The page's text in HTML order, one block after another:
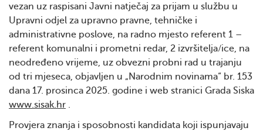
vezan uz raspisani Javni natječaj za prijam u službu u
Upravni odjel za upravno pravne, tehničke i
administrativne poslove, na radno mjesto referent 1 –
referent komunalni i prometni redar, 2 izvršitelja/ice, na
neodređeno vrijeme, uz obvezni probni rad u trajanju
od tri mjeseca, objavljen u „Narodnim novinama“ br. 153
dana 17. prosinca 2025. godine i web stranici Grada Siska
www.sisak.hr .
Provjera znanja i sposobnosti kandidata koji ispunjavaju